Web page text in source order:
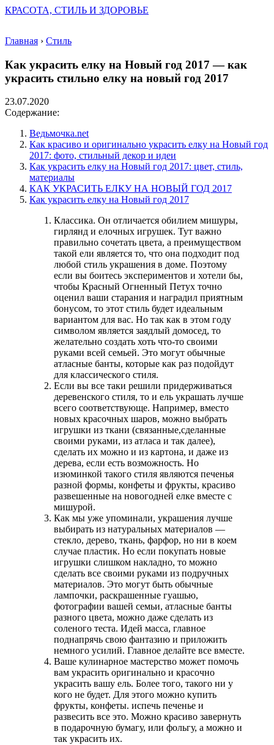
КРАСОТА, СТИЛЬ И ЗДОРОВЬЕ
Главная › Стиль
Как украсить елку на Новый год 2017 — как
украсить стильно елку на новый год 2017
23.07.2020
Содержание:
Ведьмочка.net
Как красиво и оригинально украсить елку на Новый год
2017: фото, стильный декор и идеи
Как украсить елку на Новый год 2017: цвет, стиль,
материалы
КАК УКРАСИТЬ ЕЛКУ НА НОВЫЙ ГОД 2017
Как украсить елку на Новый год 2017
Классика. Он отличается обилием мишуры,
гирлянд и елочных игрушек. Тут важно
правильно сочетать цвета, а преимуществом
такой ели является то, что она подходит под
любой стиль украшения в доме. Поэтому
если вы боитесь экспериментов и хотели бы,
чтобы Красный Огненный Петух точно
оценил ваши старания и наградил приятным
бонусом, то этот стиль будет идеальным
вариантом для вас. Но так как в этом году
символом является заядлый домосед, то
желательно создать хоть что-то своими
руками всей семьей. Это могут обычные
атласные банты, которые как раз подойдут
для классического стиля.
Если вы все таки решили придерживаться
деревенского стиля, то и ель украшать лучше
всего соответствующе. Например, вместо
новых красочных шаров, можно выбрать
игрушки из ткани (связанные,сделанные
своими руками, из атласа и так далее),
сделать их можно и из картона, и даже из
дерева, если есть возможность. Но
изюминкой такого стиля являются печенья
разной формы, конфеты и фрукты, красиво
развешенные на новогодней елке вместе с
мишурой.
Как мы уже упоминали, украшения лучше
выбирать из натуральных материалов —
стекло, дерево, ткань, фарфор, но ни в коем
случае пластик. Но если покупать новые
игрушки слишком накладно, то можно
сделать все своими руками из подручных
материалов. Это могут быть обычные
лампочки, раскрашенные гуашью,
фотографии вашей семьи, атласные банты
разного цвета, можно даже сделать из
соленого теста. Идей масса, главное
поднапрячь свою фантазию и приложить
немного усилий. Главное делайте все вместе.
Ваше кулинарное мастерство может помочь
вам украсить оригинально и красочно
украсить вашу ель. Более того, такого ни у
кого не будет. Для этого можно купить
фрукты, конфеты. испечь печенье и
развесить все это. Можно красиво завернуть
в подарочную бумагу, или фольгу, а можно и
так украсить их.